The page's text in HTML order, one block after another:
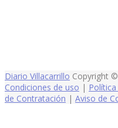
Diario Villacarrillo Copyright
Condiciones de uso |
de Contratación | Aviso de